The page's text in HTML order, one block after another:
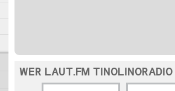
WER LAUT.FM